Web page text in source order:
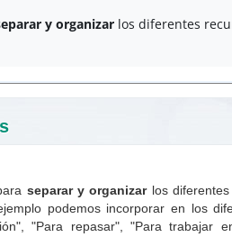
y organizar los diferentes